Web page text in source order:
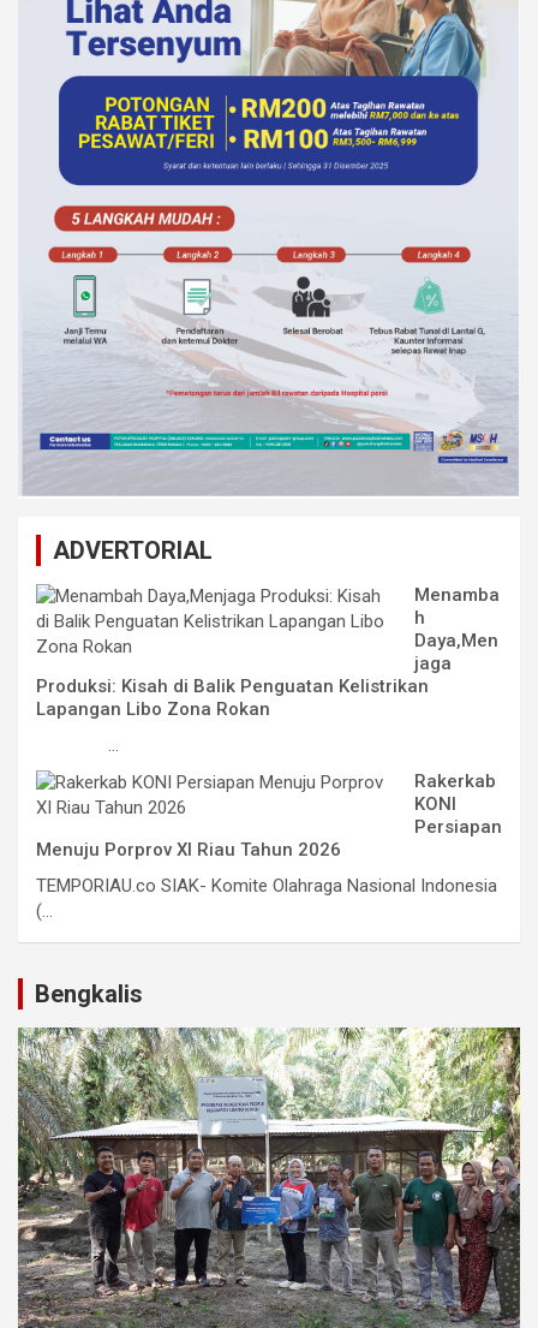
ADVERTORIAL
Menamba
h
Daya,Men
jaga
Produksi: Kisah di Balik Penguatan Kelistrikan
Lapangan Libo Zona Rokan
...
Rakerkab
KONI
Persiapan
Menuju Porprov XI Riau Tahun 2026
TEMPORIAU.co SIAK- Komite Olahraga Nasional Indonesia
(...
Bengkalis